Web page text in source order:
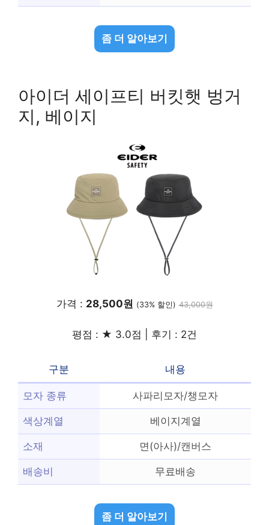
좀 더 알아보기
아이더 세이프티 버킷햇 벙거
지, 베이지
가격 : 28,500원 (33% 할인) 43,000원
평점 : ★ 3.0점 | 후기 : 2건
구분 내용
모자 종류 사파리모자/챙모자
색상계열 베이지계열
소재 면(아사)/캔버스
배송비 무료배송
좀 더 알아보기